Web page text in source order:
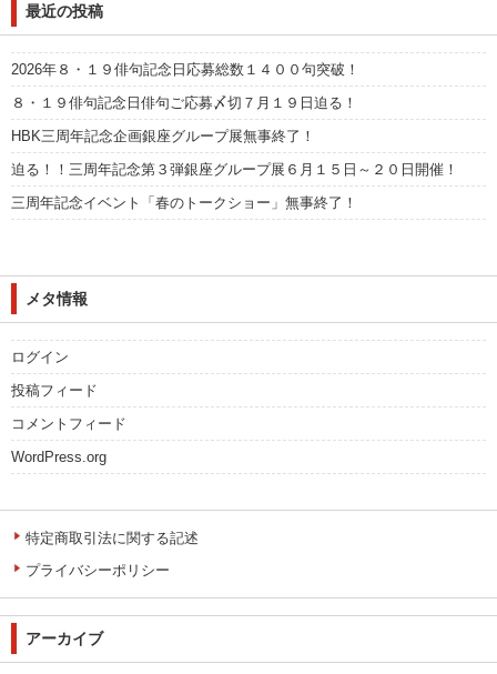
最近の投稿
2026年８・１９俳句記念日応募総数１４００句突破！
８・１９俳句記念日俳句ご応募〆切７月１９日迫る！
HBK三周年記念企画銀座グループ展無事終了！
迫る！！三周年記念第３弾銀座グループ展６月１５日～２０日開催！
三周年記念イベント「春のトークショー」無事終了！
メタ情報
ログイン
投稿フィード
コメントフィード
WordPress.org
特定商取引法に関する記述
プライバシーポリシー
アーカイブ